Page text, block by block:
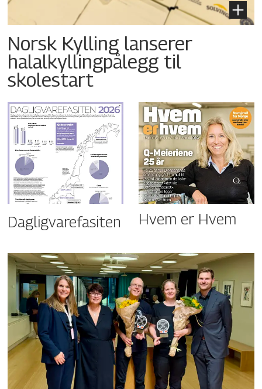
Norsk Kylling lanserer
halalkyllingpålegg til
skolestart
Dagligvarefasiten Hvem er Hvem